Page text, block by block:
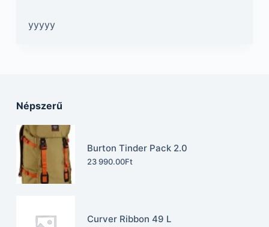
yyyyy
Népszerű
Burton Tinder Pack 2.0
23 990.00Ft
Curver Ribbon 49 L